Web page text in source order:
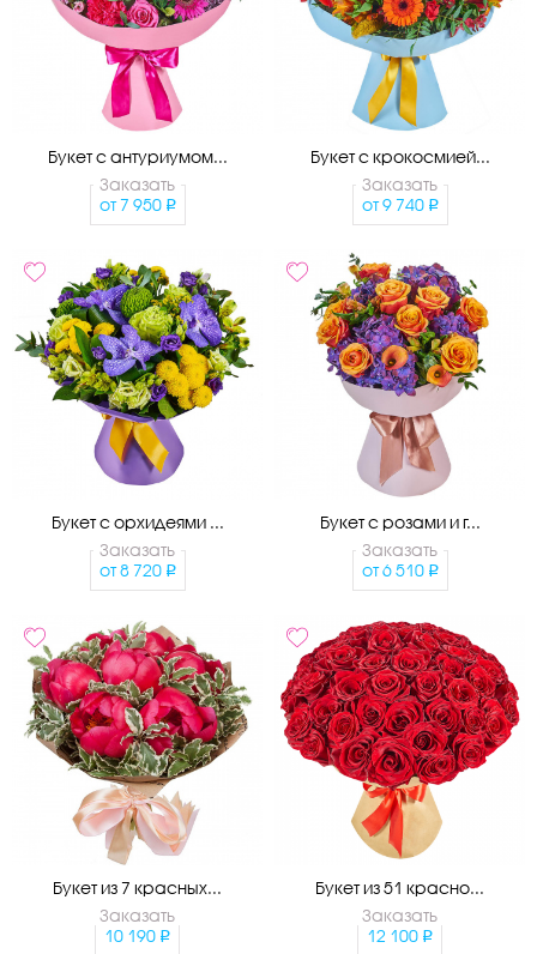
Букет с антуриумом...
Заказать
от 7 950
Букет с крокосмией...
Заказать
от 9 740
Букет с орхидеями ...
Заказать
от 8 720
Букет с розами и г...
Заказать
от 6 510
Букет из 7 красных...
Заказать
10 190
Букет из 51 красно...
Заказать
12 100